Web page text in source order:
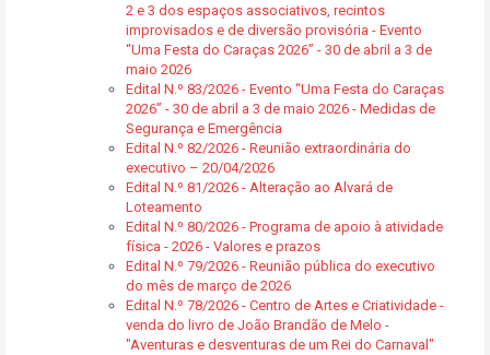
2 e 3 dos espaços associativos, recintos
improvisados e de diversão provisória - Evento
“Uma Festa do Caraças 2026” - 30 de abril a 3 de
maio 2026
Edital N.º 83/2026 - Evento “Uma Festa do Caraças
2026” - 30 de abril a 3 de maio 2026 - Medidas de
Segurança e Emergência
Edital N.º 82/2026 - Reunião extraordinária do
executivo – 20/04/2026
Edital N.º 81/2026 - Alteração ao Alvará de
Loteamento
Edital N.º 80/2026 - Programa de apoio à atividade
física - 2026 - Valores e prazos
Edital N.º 79/2026 - Reunião pública do executivo
do mês de março de 2026
Edital N.º 78/2026 - Centro de Artes e Criatividade -
venda do livro de João Brandão de Melo -
"Aventuras e desventuras de um Rei do Carnaval"